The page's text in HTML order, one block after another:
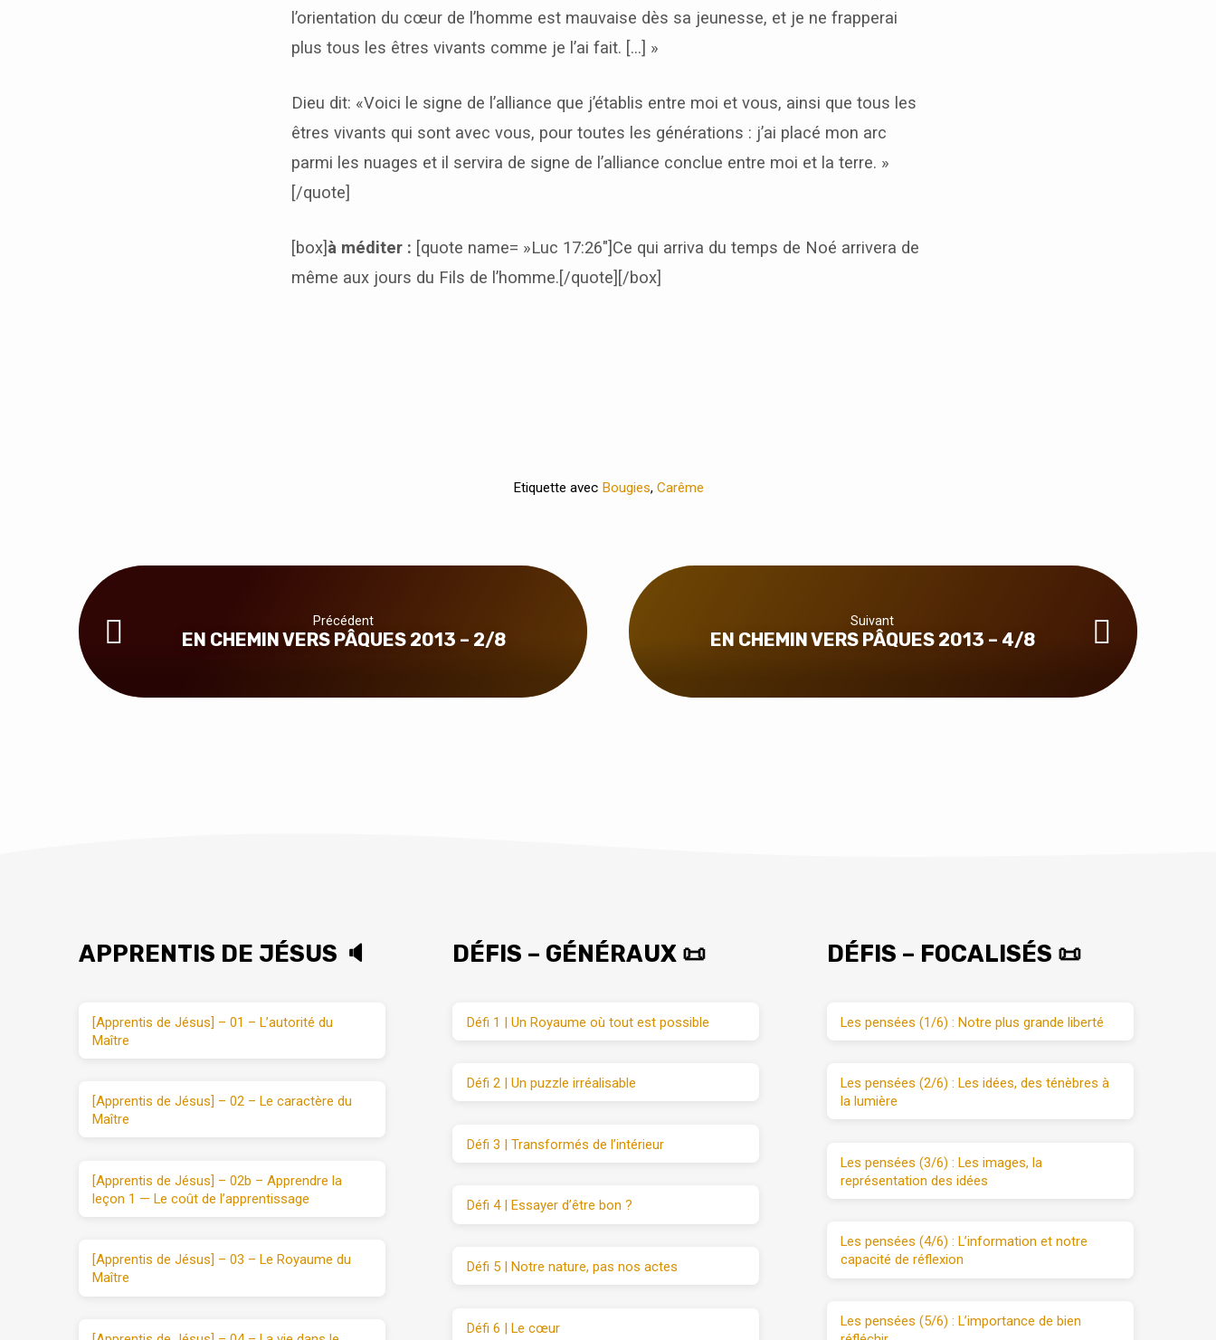
l’orientation du cœur de l’homme est mauvaise dès sa jeunesse, et je ne frapperai
plus tous les êtres vivants comme je l’ai fait. […] »
Dieu dit: «Voici le signe de l’alliance que j’établis entre moi et vous, ainsi que tous les
êtres vivants qui sont avec vous, pour toutes les générations : j’ai placé mon arc
parmi les nuages et il servira de signe de l’alliance conclue entre moi et la terre. »
[/quote]
[box]à méditer : [quote name= »Luc 17:26″]Ce qui arriva du temps de Noé arrivera de
même aux jours du Fils de l’homme.[/quote][/box]
Etiquette avec Bougies, Carême
Précédent
EN CHEMIN VERS PÂQUES 2013 – 2/8
Suivant
EN CHEMIN VERS PÂQUES 2013 – 4/8
APPRENTIS DE JÉSUS 🔈
[Apprentis de Jésus] – 01 – L’autorité du
Maître
[Apprentis de Jésus] – 02 – Le caractère du
Maître
[Apprentis de Jésus] – 02b – Apprendre la
leçon 1 — Le coût de l’apprentissage
[Apprentis de Jésus] – 03 – Le Royaume du
Maître
DÉFIS – GÉNÉRAUX 📜
Défi 1 | Un Royaume où tout est possible
Défi 2 | Un puzzle irréalisable
Défi 3 | Transformés de l’intérieur
Défi 4 | Essayer d’être bon ?
Défi 5 | Notre nature, pas nos actes
Défi 6 | Le cœur
DÉFIS – FOCALISÉS 📜
Les pensées (1/6) : Notre plus grande liberté
Les pensées (2/6) : Les idées, des ténèbres à
la lumière
Les pensées (3/6) : Les images, la
représentation des idées
Les pensées (4/6) : L’information et notre
capacité de réflexion
Les pensées (5/6) : L’importance de bien